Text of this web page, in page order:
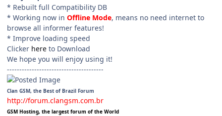
* Rebuilt full Compatibility DB
* Working now in Offline Mode, means no need internet to
browse all informer features!
* Improve loading speed
Clicker here to Download
We hope you will enjoy using it!
---------------------------------------
Clan GSM, the Best of Brazil Forum
http://forum.clangsm.com.br
GSM Hosting, the largest forum of the World